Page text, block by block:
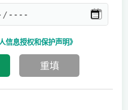
信息授权和保护声明》